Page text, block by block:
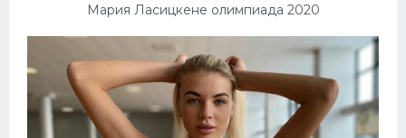
Мария Ласицкене олимпиада 2020